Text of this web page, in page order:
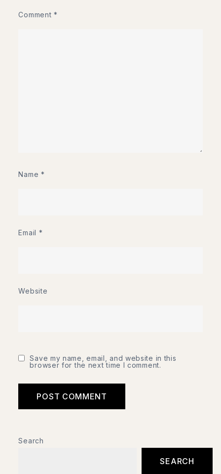
Comment*
Name *
Email *
Website
Save my name, email, and website in this
browser for the next time I comment.
Search
SEARCH